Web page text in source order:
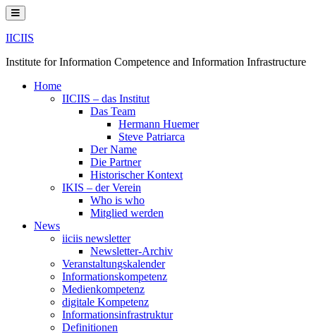
Skip
to
content
IICIIS
Institute for Information Competence and Information Infrastructure
Home
IICIIS – das Institut
Das Team
Hermann Huemer
Steve Patriarca
Der Name
Die Partner
Historischer Kontext
IKIS – der Verein
Who is who
Mitglied werden
News
iiciis newsletter
Newsletter-Archiv
Veranstaltungskalender
Informationskompetenz
Medienkompetenz
digitale Kompetenz
Informationsinfrastruktur
Definitionen